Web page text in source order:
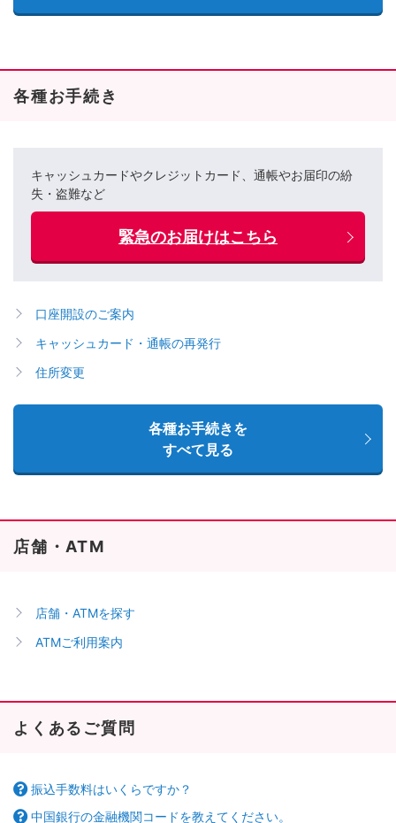
各種お手続き
キャッシュカードやクレジットカード、通帳やお届印の紛
失・盗難など
緊急のお届けはこちら
口座開設のご案内
キャッシュカード・通帳の再発行
住所変更
各種お手続きを
すべて見る
店舗・ATM
店舗・ATMを探す
ATMご利用案内
よくあるご質問
振込手数料はいくらですか？
中国銀行の金融機関コードを教えてください。